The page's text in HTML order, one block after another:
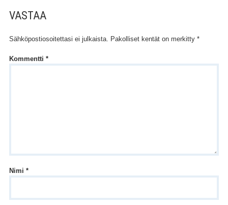
VASTAA
Sähköpostiosoitettasi ei julkaista. Pakolliset kentät on merkitty *
Kommentti *
Nimi *